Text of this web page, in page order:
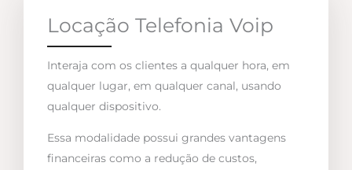
Locação Telefonia Voip
Interaja com os clientes a qualquer hora, em
qualquer lugar, em qualquer canal, usando
qualquer dispositivo.
Essa modalidade possui grandes vantagens
financeiras como a redução de custos,